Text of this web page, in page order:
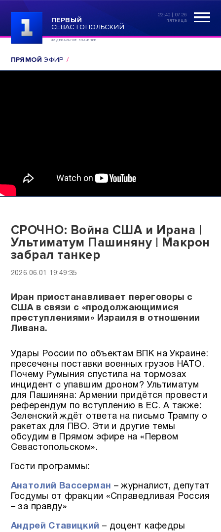
ПЕРВЫЙ
СЕВАСТОПОЛЬСКИЙ
ФЕДЕРАЛЬНОЕ ЗНАЧЕНИЕ
22:40 | 07.26
пятница
ПРЯМОЙ ЭФИР
СРОЧНО: Война США и Ирана |
Ультиматум Пашиняну | Макрон
забрал танкер
2026.06.01 19:49:35
Иран приостанавливает переговоры с
США в связи с «продолжающимися
преступлениями» Израиля в отношении
Ливана.
Удары России по объектам ВПК на Украине:
пресечены поставки военных грузов НАТО.
Почему Румыния спустила на тормозах
инцидент с упавшим дроном? Ультиматум
для Пашиняна: Армении придётся провести
референдум по вступлению в ЕС. А также:
Зеленский ждёт ответа на письмо Трампу о
ракетах для ПВО. Эти и другие темы
обсудим в Прямом эфире на «Первом
Севастопольском».
Гости программы:
Анатолий Вассерман – журналист, депутат
Госдумы от фракции «Справедливая Россия
– за правду»
Андрей Ставицкий – доцент кафедры